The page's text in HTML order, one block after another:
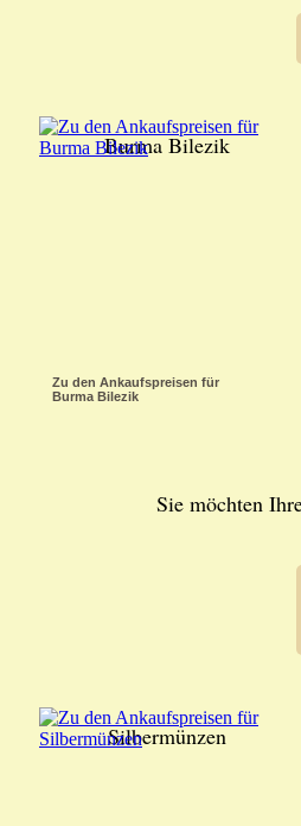
Burma Bilezik
Zu den Ankaufspreisen für
Burma Bilezik
Sie möchten
Silbermünzen